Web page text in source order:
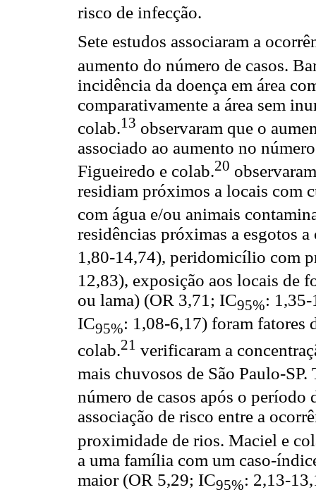
risco de infecção.
Sete estudos associaram a
aumento do número de casos.
incidência da doença em área
comparativamente a área sem
colab.13 observaram que o
associado ao aumento no
Figueiredo e colab.20
residiam próximos a locais com
com água e/ou animais
residências próximas a esgotos a
1,80-14,74), peridomicílio com
12,83), exposição aos locais de
ou lama) (OR 3,71; IC95%: 1,35-
IC95%: 1,08-6,17) foram fatores
colab.21 verificaram a
mais chuvosos de São Paulo-SP.
número de casos após o período
associação de risco entre a
proximidade de rios. Maciel e
a uma família com um caso-
maior (OR 5,29; IC95%: 2,13-